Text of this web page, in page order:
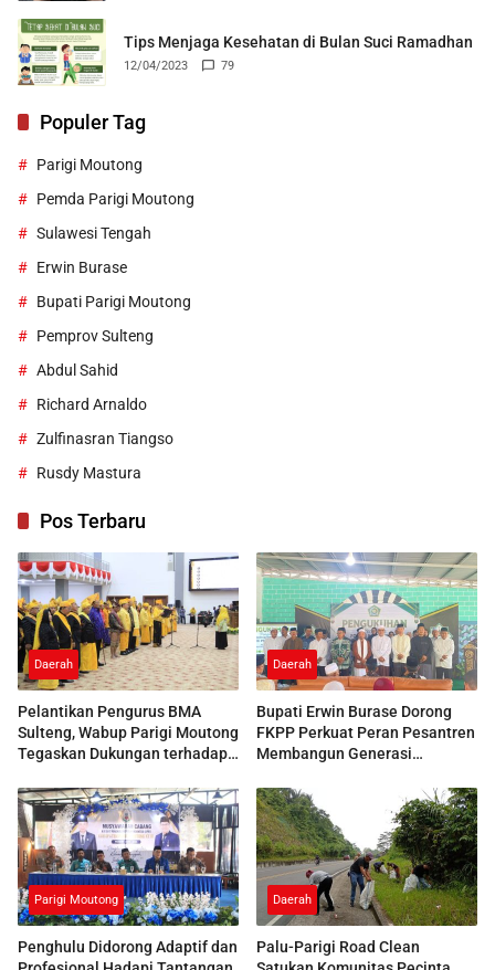
Tips Menjaga Kesehatan di Bulan Suci Ramadhan
12/04/2023 79
Populer Tag
Parigi Moutong
Pemda Parigi Moutong
Sulawesi Tengah
Erwin Burase
Bupati Parigi Moutong
Pemprov Sulteng
Abdul Sahid
Richard Arnaldo
Zulfinasran Tiangso
Rusdy Mastura
Pos Terbaru
Daerah
Pelantikan Pengurus BMA
Sulteng, Wabup Parigi Moutong
Tegaskan Dukungan terhadap
Daerah
Bupati Erwin Burase Dorong
FKPP Perkuat Peran Pesantren
Membangun Generasi
Parigi Moutong
Penghulu Didorong Adaptif dan
Daerah
Palu-Parigi Road Clean